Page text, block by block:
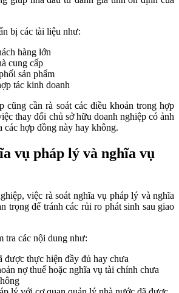
bị các tài liệu như:
hàng lớn
cung cấp
sản phẩm
tác kinh doanh
cũng cần rà soát các điều khoản trong hợp
thay đổi chủ sở hữu doanh nghiệp có ảnh
các hợp đồng này hay không.
vụ pháp lý và nghĩa vụ
việc rà soát nghĩa vụ pháp lý và nghĩa
trọng để tránh các rủi ro phát sinh sau giao
tra các nội dung như:
được thực hiện đầy đủ hay chưa
nợ thuế hoặc nghĩa vụ tài chính chưa